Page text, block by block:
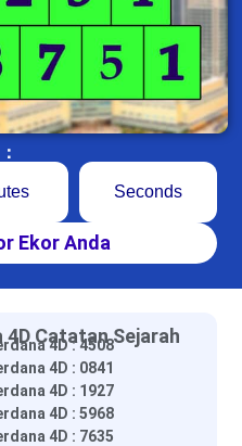
Seconds
Ekor Anda
4D Catatan Sejarah
4D : 4508
4D : 0841
4D : 1927
4D : 5968
4D : 7635